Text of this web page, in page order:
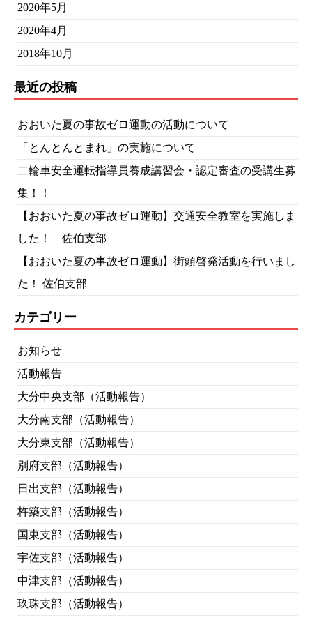
2020年5月
2020年4月
2018年10月
最近の投稿
おおいた夏の事故ゼロ運動の活動について
「とんとんとまれ」の実施について
二輪車安全運転指導員養成講習会・認定審査の受講生募
集！！
【おおいた夏の事故ゼロ運動】交通安全教室を実施しま
した！ 佐伯支部
【おおいた夏の事故ゼロ運動】街頭啓発活動を行いまし
た！ 佐伯支部
カテゴリー
お知らせ
活動報告
大分中央支部（活動報告）
大分南支部（活動報告）
大分東支部（活動報告）
別府支部（活動報告）
日出支部（活動報告）
杵築支部（活動報告）
国東支部（活動報告）
宇佐支部（活動報告）
中津支部（活動報告）
玖珠支部（活動報告）